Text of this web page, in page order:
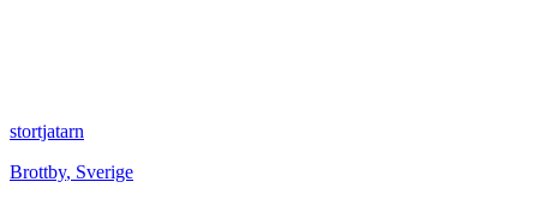
stortjatarn
Brottby, Sverige